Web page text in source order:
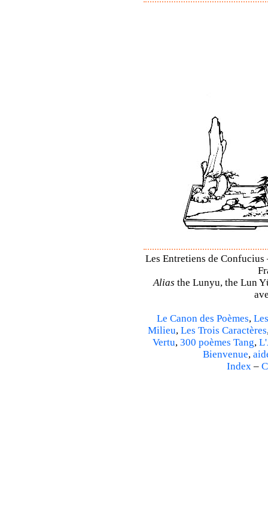
Les Entretiens de
Alias the Lunyu, the Lun
Le Canon des Poèmes,
Milieu, Les Trois Caractères
Vertu, 300 poèmes Tang,
Bienvenue,
Index –